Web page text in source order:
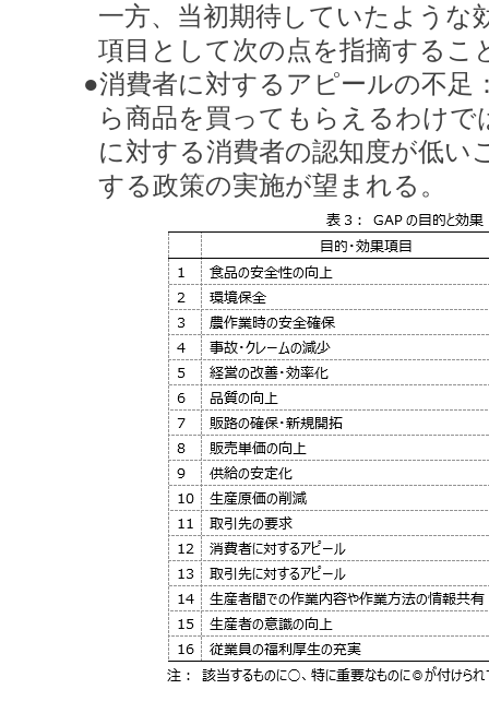
一方、当初期待していたような
項目として次の点を指摘するこ
●消費者に対するアピールの不足
ら商品を買ってもらえるわけ
に対する消費者の認知度が低い
する政策の実施が望まれる。